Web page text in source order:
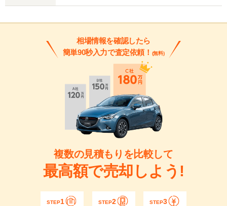
相場情報を確認したら
簡単90秒入力で査定依頼！ (無料)
複数の見積もりを比較して
最高額で売却しよう!
STEP1 STEP2 STEP3